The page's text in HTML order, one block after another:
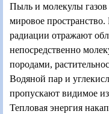
Пыль и молекулы газов
мировое
радиации отражают
непосредственно
породами,
Водяной пар и
пропускают видимое
Тепловая энергия